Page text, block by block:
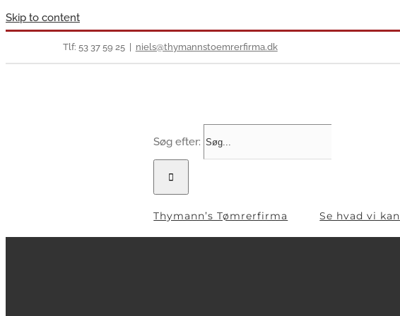
Skip to content
Tlf: 53 37 59 25 niels@thymannstoemrerfirma.dk
Søg efter:
Thymann’s Tømrerfirma Se hvad vi kan